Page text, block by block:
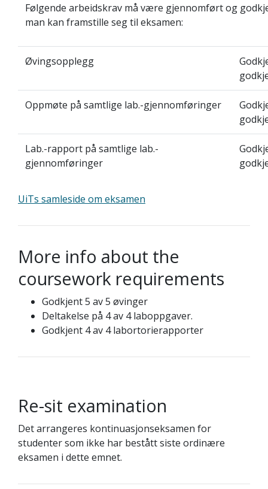
Følgende arbeidskrav må være gjennomført og
man kan framstille seg til eksamen:
Øvingsopplegg
Oppmøte på samtlige lab.-gjennomføringer
Lab.-rapport på samtlige lab.-
gjennomføringer
UiTs samleside om eksamen
More info about the
coursework requirements
Godkjent 5 av 5 øvinger
Deltakelse på 4 av 4 laboppgaver.
Godkjent 4 av 4 labortorierapporter
Re-sit examination
Det arrangeres kontinuasjonseksamen for
studenter som ikke har bestått siste ordinære
eksamen i dette emnet.